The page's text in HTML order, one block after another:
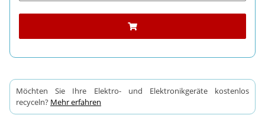
Möchten Sie Ihre Elektro- und Elektronikgeräte kostenlos
recyceln? Mehr erfahren